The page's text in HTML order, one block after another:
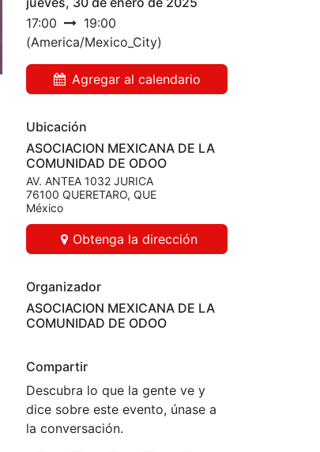
17:00
19:00
(America/Mexico_City)
Agregar al calendario
Ubicación
ASOCIACION MEXICANA DE LA
COMUNIDAD DE ODOO
AV. ANTEA 1032 JURICA
76100 QUERETARO, QUE
México
Obtenga la dirección
Organizador
ASOCIACION MEXICANA DE LA
COMUNIDAD DE ODOO
Compartir
Descubra lo que la gente ve y
dice sobre este evento, únase a
la conversación.